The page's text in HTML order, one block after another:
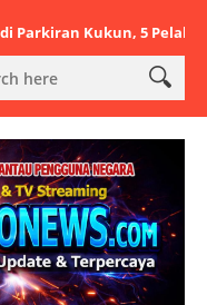
5 Pelaku Ditangkap